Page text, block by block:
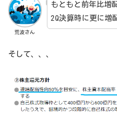
荒波さん
もともと前年比増
2Q決算時に更に増
そして、、、